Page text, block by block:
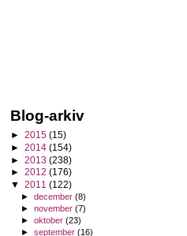
Blog-arkiv
► 2015 (15)
► 2014 (154)
► 2013 (238)
► 2012 (176)
▼ 2011 (122)
►december(8)
►november(7)
►oktober(23)
►september(16)